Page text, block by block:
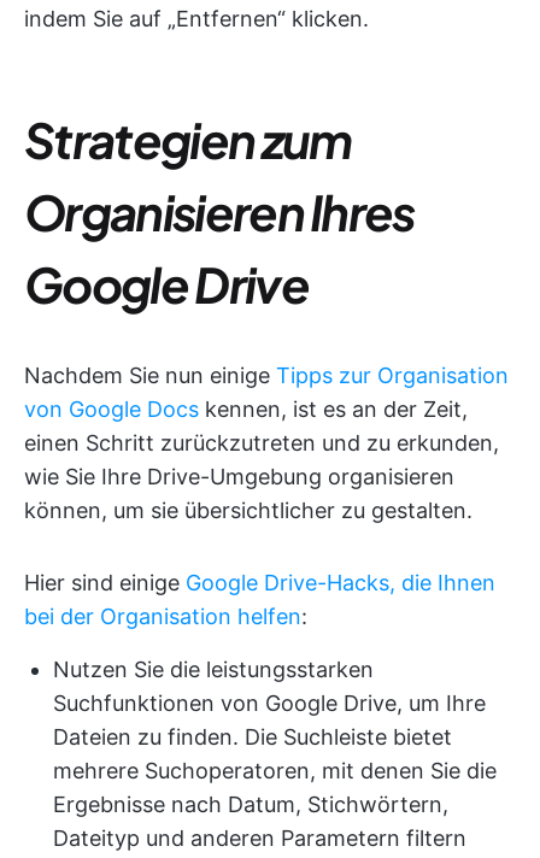
indem Sie auf „Entfernen“ klicken.
Strategien zum
Organisieren Ihres
Google Drive
Nachdem Sie nun einige Tipps zur Organisation
von Google Docs kennen, ist es an der Zeit,
einen Schritt zurückzutreten und zu erkunden,
wie Sie Ihre Drive-Umgebung organisieren
können, um sie übersichtlicher zu gestalten.
Hier sind einige Google Drive-Hacks, die Ihnen
bei der Organisation helfen:
Nutzen Sie die leistungsstarken
Suchfunktionen von Google Drive, um Ihre
Dateien zu finden. Die Suchleiste bietet
mehrere Suchoperatoren, mit denen Sie die
Ergebnisse nach Datum, Stichwörtern,
Dateityp und anderen Parametern filtern